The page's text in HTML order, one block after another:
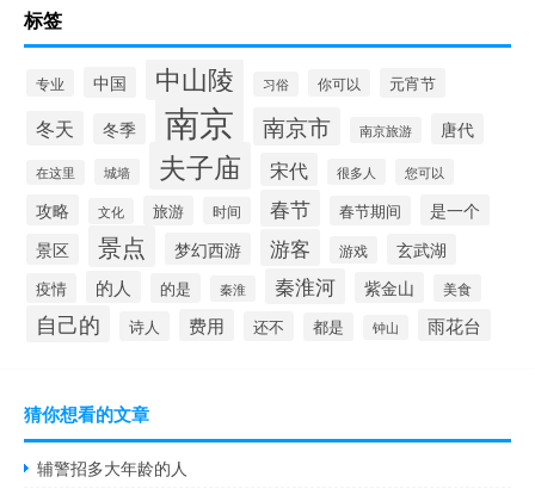
标签
专业 中国 中山陵 习俗 你可以 元宵节
冬天 冬季 南京 南京市 南京旅游 唐代
在这里 城墙 夫子庙 宋代 很多人 您可以
攻略 文化 旅游 时间 春节 春节期间
是一个
景区
景点 梦幻西游 游客 游戏 玄武湖
疫情 的人 的是 秦淮 秦淮河 紫金山 美食
自己的 诗人 费用 还不 都是 钟山 雨花台
猜你想看的文章
辅警招多大年龄的人